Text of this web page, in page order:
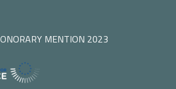
MENTION 2023